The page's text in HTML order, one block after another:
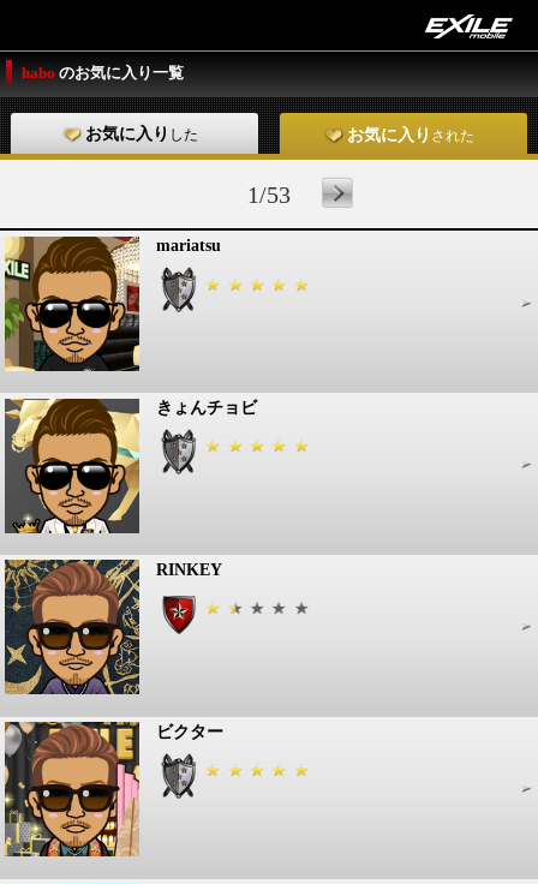
habo のお気に入り一覧
お気に入り した お気に入り された
1/53
mariatsu
きょんチョビ
RINKEY
ビクター